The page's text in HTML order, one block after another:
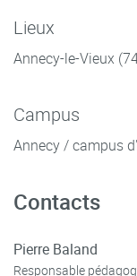
Lieux
Annecy-le-Vieux
Campus
Annecy / campus
Contacts
Pierre Baland
Responsable